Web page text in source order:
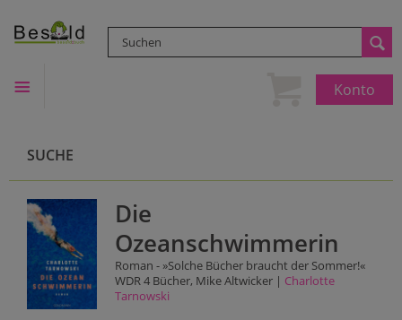
Konto
SUCHE
Die
Ozeanschwimmerin
Roman - »Solche Bücher braucht der Sommer!«
WDR 4 Bücher, Mike Altwicker | Charlotte
Tarnowski